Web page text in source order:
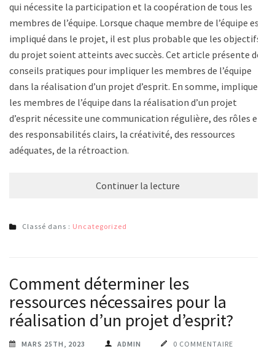
qui nécessite la participation et la coopération de tous les
membres de l’équipe. Lorsque chaque membre de l’équipe est
impliqué dans le projet, il est plus probable que les objectifs
du projet soient atteints avec succès. Cet article présente des
conseils pratiques pour impliquer les membres de l’équipe
dans la réalisation d’un projet d’esprit. En somme, impliquer
les membres de l’équipe dans la réalisation d’un projet
d’esprit nécessite une communication régulière, des rôles et
des responsabilités clairs, la créativité, des ressources
adéquates, de la rétroaction.
Continuer la lecture
Classé dans : Uncategorized
Comment déterminer les
ressources nécessaires pour la
réalisation d’un projet d’esprit?
MARS 25TH, 2023 ADMIN 0 COMMENTAIRE